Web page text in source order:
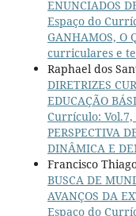
ENUNCIADOS
Espaço do
GANHAMOS, O
curriculares e
Raphael dos
DIRETRIZES
EDUCAÇÃO
Currículo: Vol.7,
PERSPECTIVA
DINÂMICA E
Francisco
BUSCA DE
AVANÇOS DA
Espaço do